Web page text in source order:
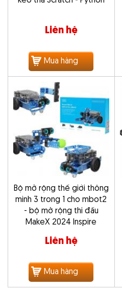
Liên hệ
Mua hàng
Bộ mở rộng thế giới thông
minh 3 trong 1 cho mbot2
- bộ mở rộng thi đấu
MakeX 2024 Inspire
Liên hệ
Mua hàng